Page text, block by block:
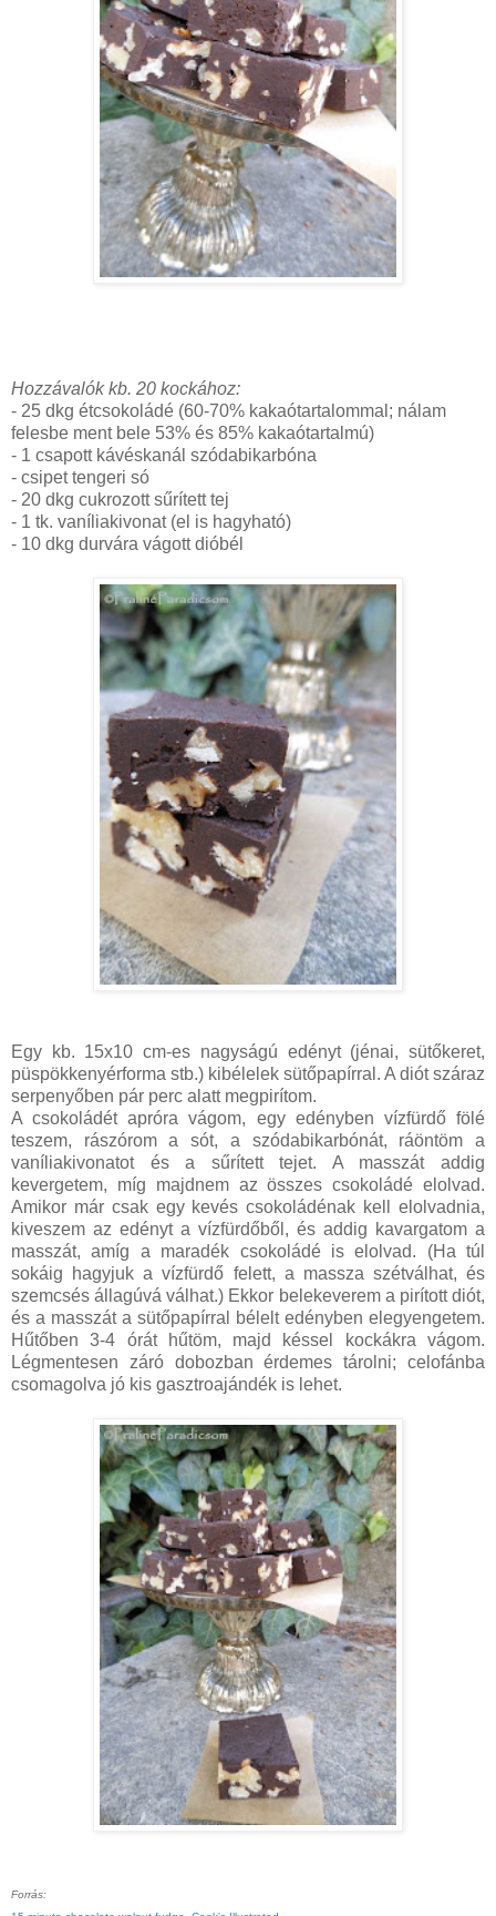
Hozzávalók kb. 20 kockához:
- 25 dkg étcsokoládé (60-70% kakaótartalommal; nálam
felesbe ment bele 53% és 85% kakaótartalmú)
- 1 csapott kávéskanál szódabikarbóna
- csipet tengeri só
- 20 dkg cukrozott sűrített tej
- 1 tk. vaníliakivonat (el is hagyható)
- 10 dkg durvára vágott dióbél
Egy kb. 15x10 cm-es nagyságú edényt (jénai, sütőkeret,
püspökkenyérforma stb.) kibélelek sütőpapírral. A diót száraz
serpenyőben pár perc alatt megpirítom.
A csokoládét apróra vágom, egy edényben vízfürdő fölé
teszem, rászórom a sót, a szódabikarbónát, ráöntöm a
vaníliakivonatot és a sűrített tejet. A masszát addig
kevergetem, míg majdnem az összes csokoládé elolvad.
Amikor már csak egy kevés csokoládénak kell elolvadnia,
kiveszem az edényt a vízfürdőből, és addig kavargatom a
masszát, amíg a maradék csokoládé is elolvad. (Ha túl
sokáig hagyjuk a vízfürdő felett, a massza szétválhat, és
szemcsés állagúvá válhat.) Ekkor belekeverem a pirított diót,
és a masszát a sütőpapírral bélelt edényben elegyengetem.
Hűtőben 3-4 órát hűtöm, majd késsel kockákra vágom.
Légmentesen záró dobozban érdemes tárolni; celofánba
csomagolva jó kis gasztroajándék is lehet.
Forrás: